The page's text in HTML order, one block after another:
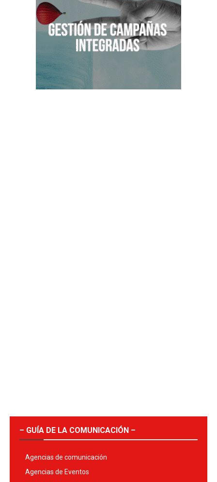
– GUÍA DE LA COMUNICACIÓN –
Agencias de comunicación
Agencias de Eventos